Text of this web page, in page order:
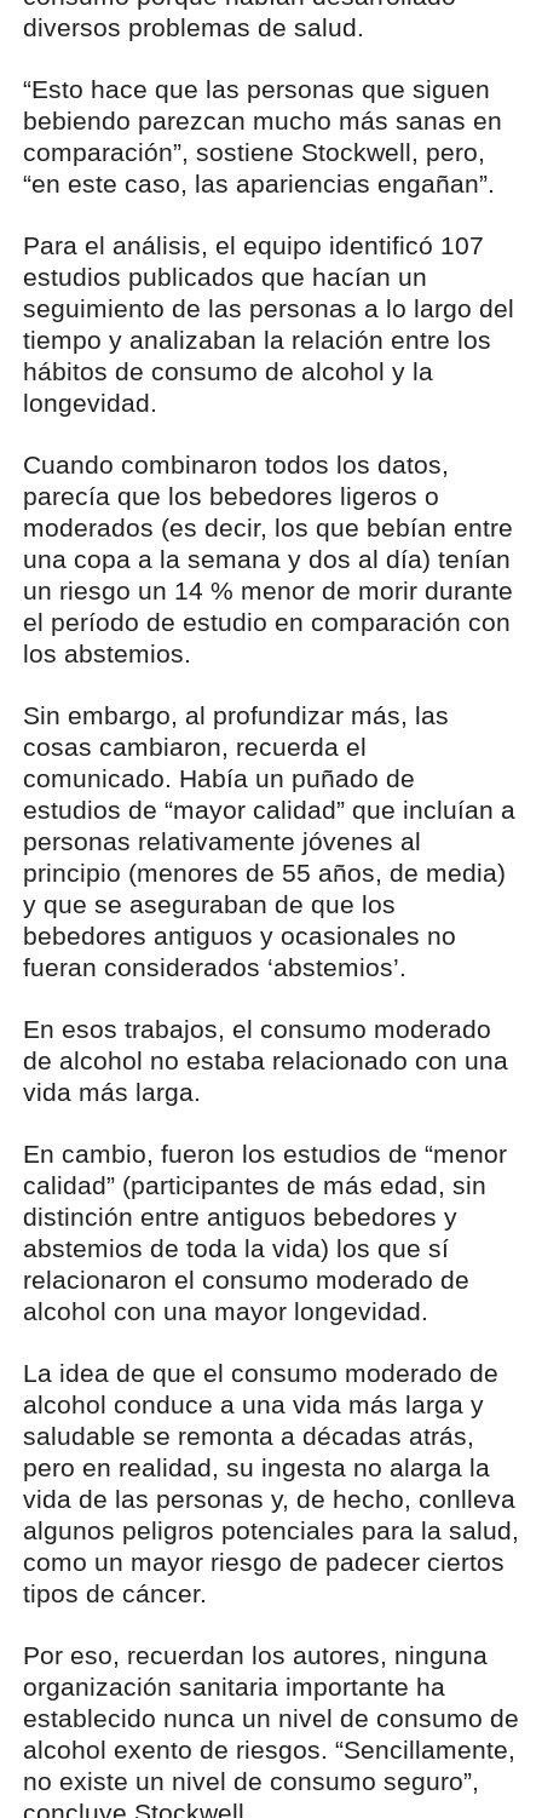
diversos problemas de salud.
“Esto hace que las personas que siguen
bebiendo parezcan mucho más sanas en
comparación”, sostiene Stockwell, pero,
“en este caso, las apariencias engañan”.
Para el análisis, el equipo identificó 107
estudios publicados que hacían un
seguimiento de las personas a lo largo del
tiempo y analizaban la relación entre los
hábitos de consumo de alcohol y la
longevidad.
Cuando combinaron todos los datos,
parecía que los bebedores ligeros o
moderados (es decir, los que bebían entre
una copa a la semana y dos al día) tenían
un riesgo un 14 % menor de morir durante
el período de estudio en comparación con
los abstemios.
Sin embargo, al profundizar más, las
cosas cambiaron, recuerda el
comunicado. Había un puñado de
estudios de “mayor calidad” que incluían a
personas relativamente jóvenes al
principio (menores de 55 años, de media)
y que se aseguraban de que los
bebedores antiguos y ocasionales no
fueran considerados ‘abstemios’.
En esos trabajos, el consumo moderado
de alcohol no estaba relacionado con una
vida más larga.
En cambio, fueron los estudios de “menor
calidad” (participantes de más edad, sin
distinción entre antiguos bebedores y
abstemios de toda la vida) los que sí
relacionaron el consumo moderado de
alcohol con una mayor longevidad.
La idea de que el consumo moderado de
alcohol conduce a una vida más larga y
saludable se remonta a décadas atrás,
pero en realidad, su ingesta no alarga la
vida de las personas y, de hecho, conlleva
algunos peligros potenciales para la salud,
como un mayor riesgo de padecer ciertos
tipos de cáncer.
Por eso, recuerdan los autores, ninguna
organización sanitaria importante ha
establecido nunca un nivel de consumo de
alcohol exento de riesgos. “Sencillamente,
no existe un nivel de consumo seguro”,